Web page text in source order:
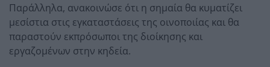
Παράλληλα, ανακοινώσε ότι η σημαία θα κυματίζει
μεσίστια στις εγκαταστάσεις της οινοποιίας και θα
παραστούν εκπρόσωποι της διοίκησης και
εργαζομένων στην κηδεία.